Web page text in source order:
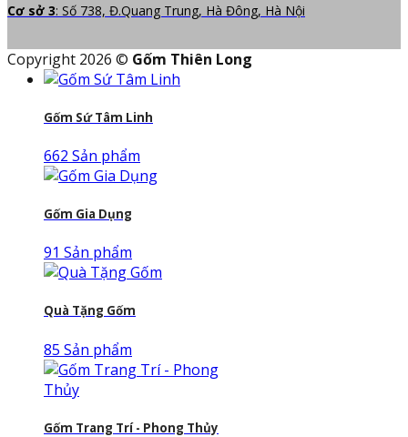
Cơ sở 3: Số 738, Đ.Quang Trung, Hà Đông, Hà Nội
Copyright 2026 © Gốm Thiên Long
Gốm Sứ Tâm Linh
662 Sản phẩm
Gốm Gia Dụng
91 Sản phẩm
Quà Tặng Gốm
85 Sản phẩm
Gốm Trang Trí - Phong Thủy